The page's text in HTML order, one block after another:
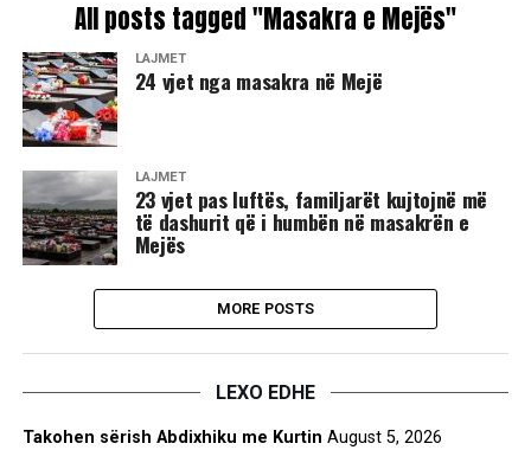
All posts tagged "Masakra e Mejës"
LAJMET
24 vjet nga masakra në Mejë
LAJMET
23 vjet pas luftës, familjarët kujtojnë më
të dashurit që i humbën në masakrën e
Mejës
MORE POSTS
LEXO EDHE
Takohen sërish Abdixhiku me Kurtin August 5, 2026